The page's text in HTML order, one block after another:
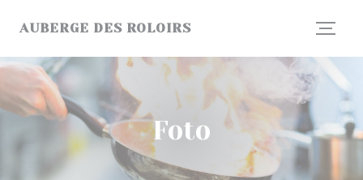
AUBERGE DES ROLOIRS
Foto